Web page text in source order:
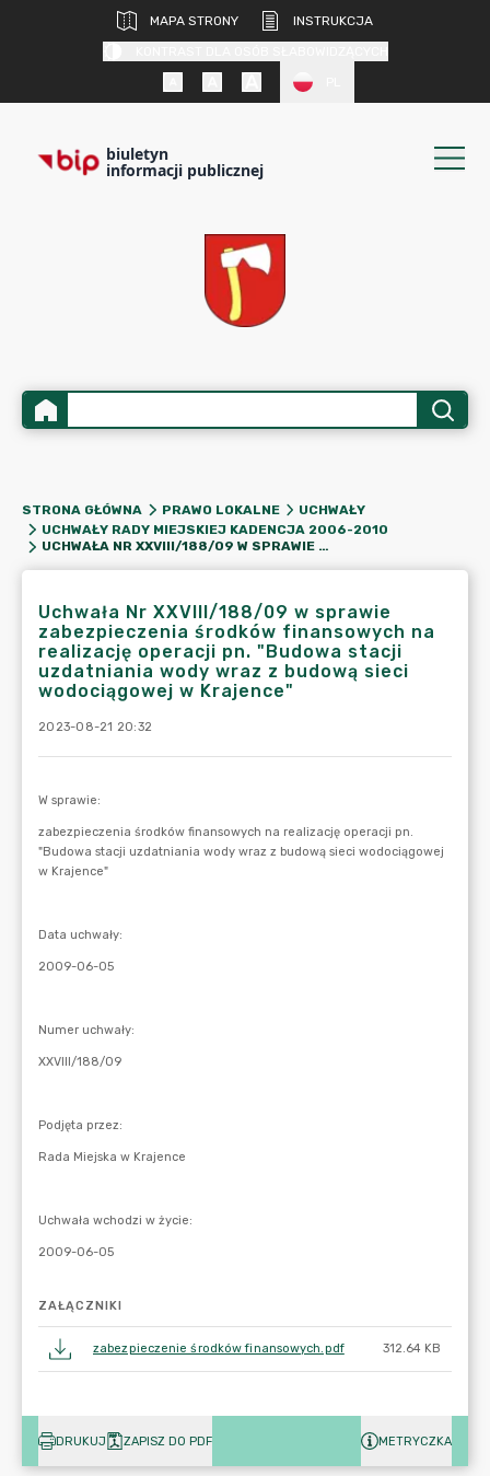
MAPA STRONY
INSTRUKCJA
biuletyn
informacji publicznej
STRONA GŁÓWNA PRAWO LOKALNE
UCHWAŁY
UCHWAŁY RADY MIEJSKIEJ KADENCJA 2006-2010
UCHWAŁA NR XXVIII/188/09 W SPRAWIE ZABEZPIECZENIA ŚRODKÓW FINANSOWYCH NA REALIZACJĘ OPERACJI PN. "BUDOWA STACJI UZDATNIANIA WODY WRAZ Z BUDOWĄ SIECI WODOCIĄGOWEJ W KRAJENCE"
Uchwała Nr XXVIII/188/09 w sprawie
zabezpieczenia środków finansowych na
realizację operacji pn. "Budowa stacji
uzdatniania wody wraz z budową sieci
wodociągowej w Krajence"
2023-08-21 20:32
ZAŁĄCZNIKI
zabezpieczenie środków finansowych.pdf 312.64 KB
DRUKUJ ZAPISZ DO PDF METRYCZKA